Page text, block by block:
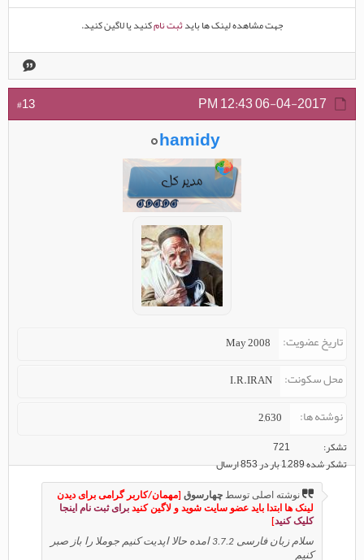
جهت مشاهده لینک ها بایدثبت نامکنید یا لاگین کنید.
06-04-2017
12:43 PM
#13
hamidy
تاریخ عضویت May 2008
محل سکونت I.R.IRAN
نوشته ها 2,630
تشکر
721
تشکر شده 1,289 بار در 853 ارسال
نوشته اصلی توسط چهارسوق [مهمان/کاربر گرامی برای دیدن
لینک ها ابتدا باید عضو سایت شوید و لاگین کنید برای ثبت نام اینجا
کلیک کنید]
سلام زبان فارسی 3.7.2 امده حالا اپدیت کنیم جوملا را باز صبر
کنیم